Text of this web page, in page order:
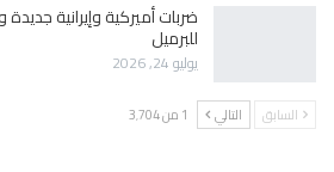
ضربات أميركية وإيرانية
للبرميل
يوليو 24, 2026
السابق التالي 1 من 3٬704